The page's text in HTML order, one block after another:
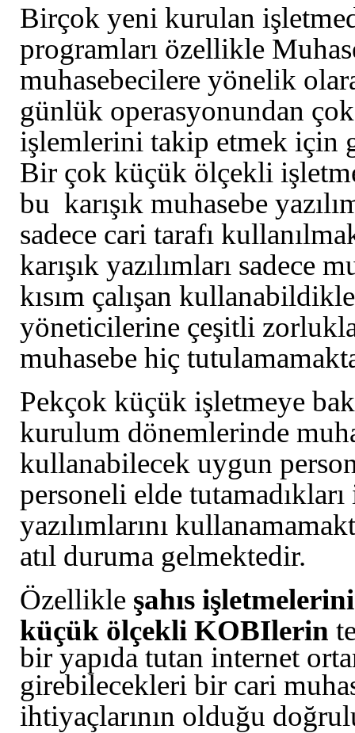
Birçok yeni kurulan
programları özellikle
muhasebecilere yönelik
günlük operasyonundan
işlemlerini takip etmek için
Bir çok küçük ölçekli
bu karışık muhasebe
sadece cari tarafı
karışık yazılımları sadece
kısım çalışan
yöneticilerine çeşitli
muhasebe hiç
Pekçok küçük işletmeye
kurulum dönemlerinde
kullanabilecek uygun
personeli elde tutamadıkları
yazılımlarını
atıl duruma gelmektedir.
Özellikle şahıs
küçük ölçekli KOBIlerin
bir yapıda tutan internet
girebilecekleri bir cari
ihtiyaçlarının olduğu